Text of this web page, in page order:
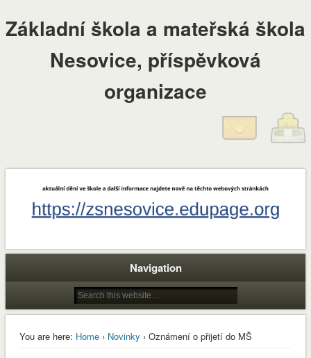
Základní škola a mateřská škola
Nesovice, příspěvková
organizace
Navigation
You are here: Home› Novinky › Oznámení o přijetí do MŠ